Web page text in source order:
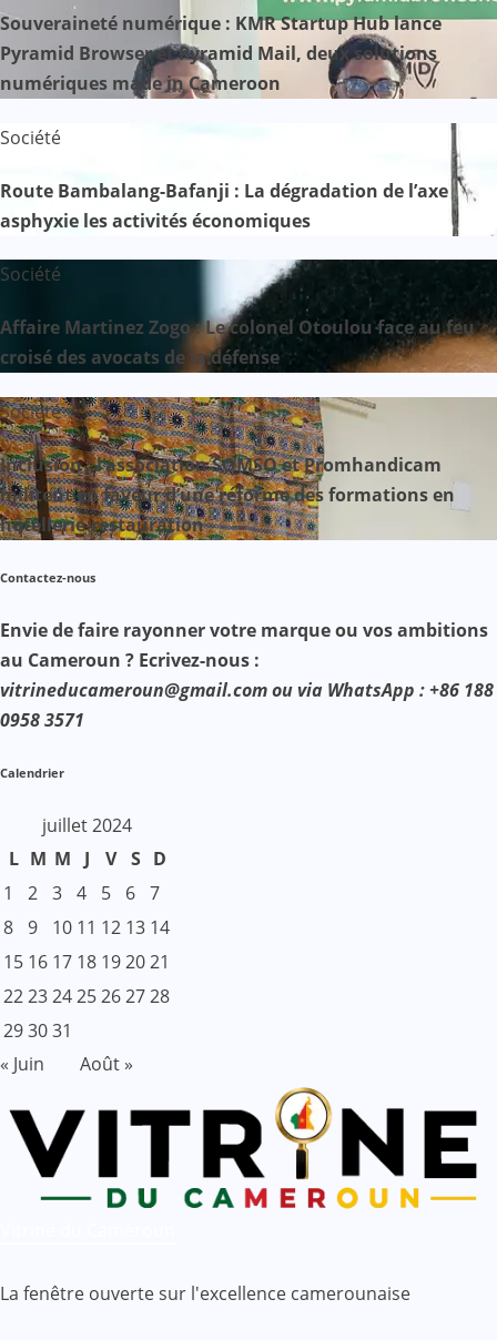
Souveraineté numérique : KMR Startup Hub lance
Pyramid Browser et Pyramid Mail, deux solutions
numériques made in Cameroon
Société
Route Bambalang-Bafanji : La dégradation de l’axe
asphyxie les activités économiques
Société
Affaire Martinez Zogo : Le colonel Otoulou face au feu
croisé des avocats de la défense
Société
Inclusion : l’association SOMSO et Promhandicam
militent en faveur d’une réforme des formations en
hôtellerie-restauration
Contactez-nous
Envie de faire rayonner votre marque ou vos ambitions
au Cameroun ? Ecrivez-nous :
vitrineducameroun@gmail.com ou via WhatsApp : +86 188
0958 3571
Calendrier
juillet 2024
L M M J V S D
1
2 3 4 5 6 7
8 9 10 11 12 13 14
15 16 17 18 192021
22232425262728
293031
« Juin
Août »
La fenêtre ouverte sur l'excellence camerounaise